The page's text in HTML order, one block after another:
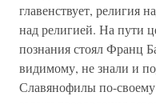
главенствует, религия
над религией. На пути
познания стоял Франц
видимому, не знали и
Славянофилы по-